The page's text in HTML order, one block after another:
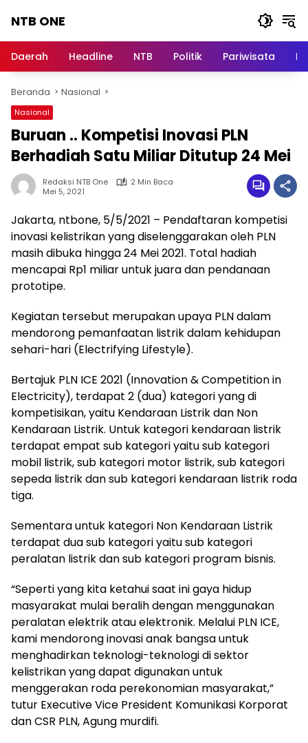
NTB ONE
dan
Berita
Lombok
Daerah Headline NTB Politik Pariwisata
Beranda Nasional
Nasional
Buruan .. Kompetisi Inovasi PLN
Berhadiah Satu Miliar Ditutup 24 Mei
Redaksi NTB One
2 Min Baca
Mei 5, 2021
Jakarta, ntbone, 5/5/2021 – Pendaftaran kompetisi
inovasi kelistrikan yang diselenggarakan oleh PLN
masih dibuka hingga 24 Mei 2021. Total hadiah
mencapai Rp1 miliar untuk juara dan pendanaan
prototipe.
Kegiatan tersebut merupakan upaya PLN dalam
mendorong pemanfaatan listrik dalam kehidupan
sehari-hari (Electrifying Lifestyle).
Bertajuk PLN ICE 2021 (Innovation & Competition in
Electricity), terdapat 2 (dua) kategori yang di
kompetisikan, yaitu Kendaraan Listrik dan Non
Kendaraan Listrik. Untuk kategori kendaraan listrik
terdapat empat sub kategori yaitu sub kategori
mobil listrik, sub kategori motor listrik, sub kategori
sepeda listrik dan sub kategori kendaraan listrik roda
tiga.
Sementara untuk kategori Non Kendaraan Listrik
terdapat dua sub kategori yaitu sub kategori
peralatan listrik dan sub kategori program bisnis.
“Seperti yang kita ketahui saat ini gaya hidup
masyarakat mulai beralih dengan menggunakan
peralatan elektrik atau elektronik. Melalui PLN ICE,
kami mendorong inovasi anak bangsa untuk
menghadirkan teknologi-teknologi di sektor
kelistrikan yang dapat digunakan untuk
menggerakan roda perekonomian masyarakat,”
tutur Executive Vice President Komunikasi Korporat
dan CSR PLN, Agung murdifi.